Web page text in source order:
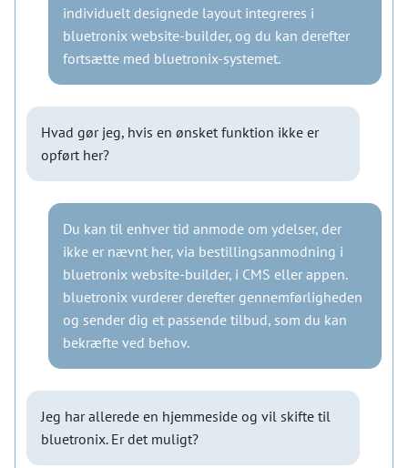
individuelt designede layout integreres i
bluetronix website-builder, og du kan derefter
fortsætte med bluetronix-systemet.
Hvad gør jeg, hvis en ønsket funktion ikke er
opført her?
Du kan til enhver tid anmode om ydelser, der
ikke er nævnt her, via bestillingsanmodning i
bluetronix website-builder, i CMS eller appen.
bluetronix vurderer derefter gennemførligheden
og sender dig et passende tilbud, som du kan
bekræfte ved behov.
Jeg har allerede en hjemmeside og vil skifte til
bluetronix. Er det muligt?